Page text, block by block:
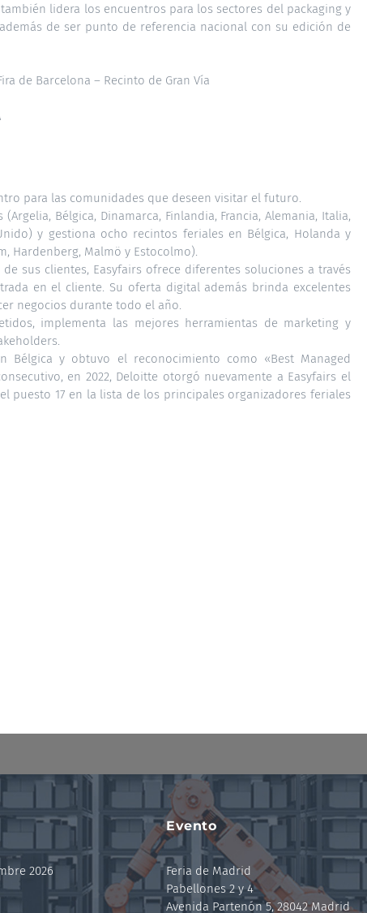
lidera los encuentros para los sectores del packaging y
de ser punto de referencia nacional con su edición de
de Barcelona – Recinto de Gran Vía
para las comunidades que deseen visitar el futuro.
Bélgica, Dinamarca, Finlandia, Francia, Alemania, Italia,
y gestiona ocho recintos feriales en Bélgica, Holanda y
Hardenberg, Malmö y Estocolmo).
sus clientes, Easyfairs ofrece diferentes soluciones a través
en el cliente. Su oferta digital además brinda excelentes
negocios durante todo el año.
implementa las mejores herramientas de marketing y
Bélgica y obtuvo el reconocimiento como «Best Managed
en 2022, Deloitte otorgó nuevamente a Easyfairs el
puesto 17 en la lista de los principales organizadores feriales
2026
Evento
Feria de Madrid
Pabellones 2 y 4
Avenida Partenón 5, 28042 Madrid